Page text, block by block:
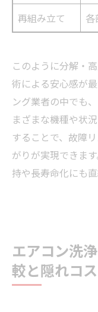
再組み立て 各
このように分解・
術による安心感が
ング業者の中でも
まざまな機種や状
することで、故障
がりが実現できま
持や長寿命化にも直
エアコン洗
較と隠れコ